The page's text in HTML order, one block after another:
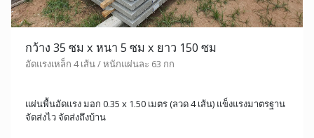
กว้าง 35 ซม x หนา 5 ซม x ยาว 150 ซม
อัดแรงเหล็ก 4 เส้น / หนักแผ่นละ 63 กก
แผ่นพื้นอัดแรง มอก 0.35 x 1.50 เมตร (ลวด 4 เส้น) แข็งแรงมาตรฐาน
จัดส่งไว จัดส่งถึงบ้าน